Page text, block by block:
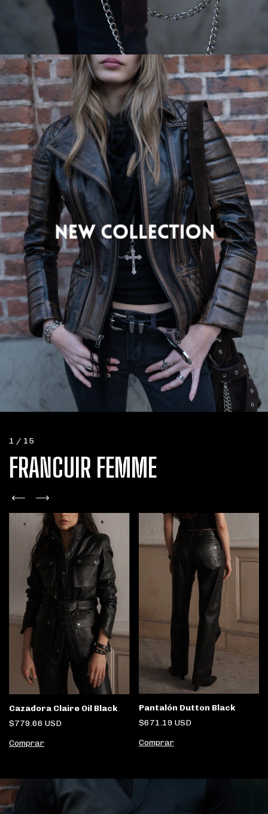
1 / 15
FRANCUIR FEMME
Cazadora Claire Oil Black
$779.66 USD
Comprar
Pantalón Dutton Black
$671.19 USD
Comprar